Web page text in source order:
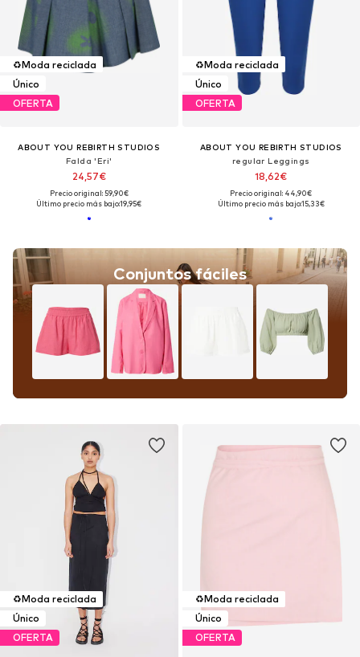
♻️Moda reciclada
Único
OFERTA
ABOUT YOU REBIRTH STUDIOS
Falda 'Eri'
24,57€
Precio original: 59,90€
Último precio más bajo:19,95€
Conjuntos fáciles
♻️Moda reciclada
Único
OFERTA
ABOUT YOU REBIRTH STUDIOS
regular Leggings
18,62€
Precio original: 44,90€
Último precio más bajo:15,33€
♻️Moda reciclada
Único
OFERTA
♻️Moda reciclada
Único
OFERTA